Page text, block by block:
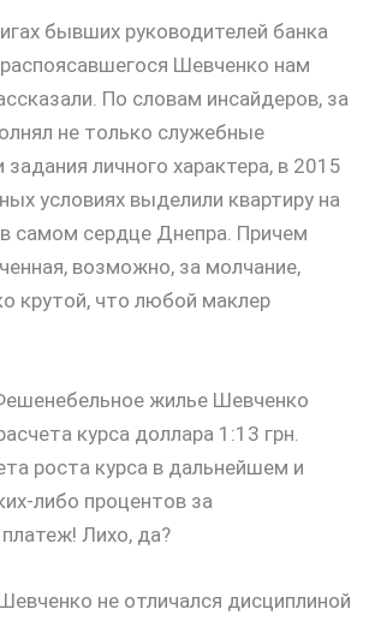
бывших руководителей банка
Шевченко нам
По словам инсайдеров, за
не только служебные
задания личного характера, в 2015
условиях выделили квартиру на
в самом сердце Днепра. Причем
возможно, за молчание,
крутой, что любой маклер
жилье Шевченко
курса доллара 1:13 грн.
роста курса в дальнейшем и
либо процентов за
Лихо, да?
не отличался дисциплиной